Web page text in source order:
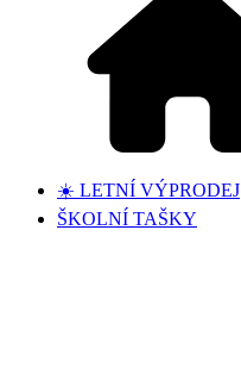
☀️ LETNÍ VÝPRODEJ
ŠKOLNÍ TAŠKY